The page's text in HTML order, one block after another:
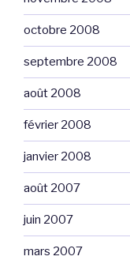
octobre 2008
septembre 2008
août 2008
février 2008
janvier 2008
août 2007
juin 2007
mars 2007